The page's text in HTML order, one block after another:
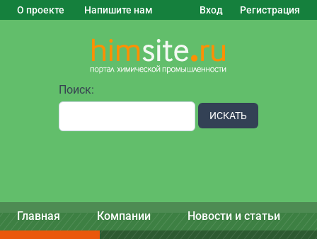
О проекте Напишите нам Вход Регистрация
Поиск:
ИСКАТЬ
Главная Компании Новости и статьи